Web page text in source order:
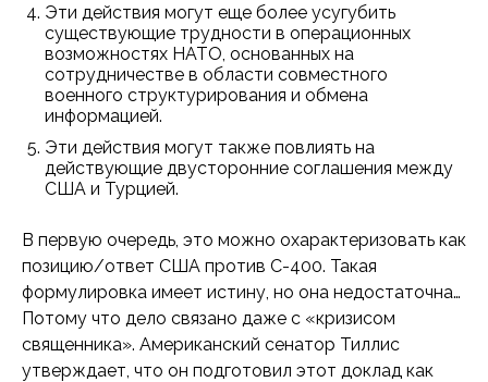
Эти действия могут еще более усугубить
существующие трудности в операционных
возможностях НАТО, основанных на
сотрудничестве в области совместного
военного структурирования и обмена
информацией.
Эти действия могут также повлиять на
действующие двусторонние соглашения между
США и Турцией.
В первую очередь, это можно охарактеризовать как
позицию/ответ США против С-400. Такая
формулировка имеет истину, но она недостаточна…
Потому что дело связано даже с «кризисом
священника». Американский сенатор Тиллис
утверждает, что он подготовил этот доклад как